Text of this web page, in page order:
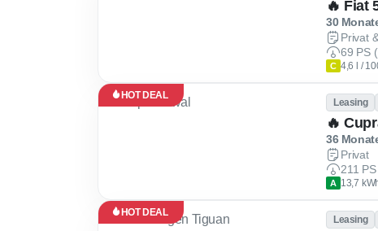
🔥 Fiat
30
Privat
69 PS
C 4,6 l /
HOT DEAL
Leasing
🔥
36
Privat
211
A 13,7
HOT DEAL
Leasing